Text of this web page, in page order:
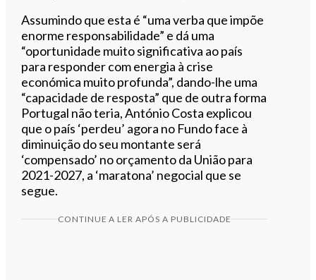
Assumindo que esta é “uma verba que impõe
enorme responsabilidade” e dá uma
“oportunidade muito significativa ao país
para responder com energia à crise
económica muito profunda”, dando-lhe uma
“capacidade de resposta” que de outra forma
Portugal não teria, António Costa explicou
que o país ‘perdeu’ agora no Fundo face à
diminuição do seu montante será
‘compensado’ no orçamento da União para
2021-2027, a ‘maratona’ negocial que se
segue.
CONTINUE A LER APÓS A PUBLICIDADE